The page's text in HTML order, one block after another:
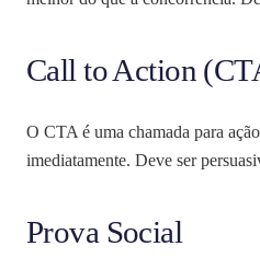
Call to Action
O CTA é uma chamada para
imediatamente. Deve ser
Prova Social